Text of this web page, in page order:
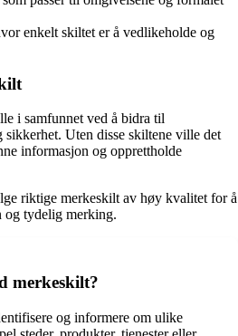
enkelt skiltet er å vedlikeholde og
i samfunnet ved å bidra til
Uten disse skiltene ville det
informasjon og opprettholde
riktige merkeskilt av høy kvalitet for å
og tydelig merking.
merkeskilt?
og informere om ulike